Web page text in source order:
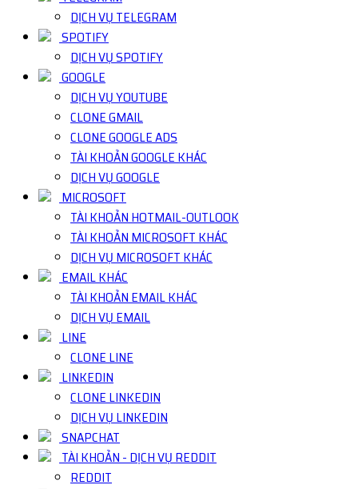
DỊCH VỤ TELEGRAM
SPOTIFY
DỊCH VỤ SPOTIFY
GOOGLE
DỊCH VỤ YOUTUBE
CLONE GMAIL
CLONE GOOGLE ADS
TÀI KHOẢN GOOGLE KHÁC
DỊCH VỤ GOOGLE
MICROSOFT
TÀI KHOẢN HOTMAIL-OUTLOOK
TÀI KHOẢN MICROSOFT KHÁC
DỊCH VỤ MICROSOFT KHÁC
EMAIL KHÁC
TÀI KHOẢN EMAIL KHÁC
DỊCH VỤ EMAIL
LINE
CLONE LINE
LINKEDIN
CLONE LINKEDIN
DỊCH VỤ LINKEDIN
SNAPCHAT
TÀI KHOẢN - DỊCH VỤ REDDIT
REDDIT